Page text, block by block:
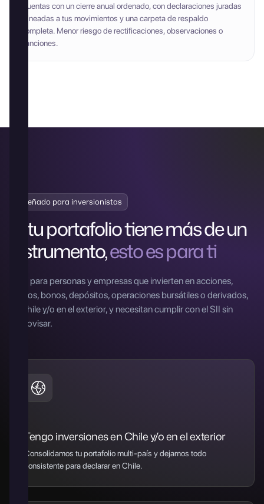
Cuentas con un cierre anual ordenado, con declaraciones juradas
alineadas a tus movimientos y una carpeta de respaldo
completa. Menor riesgo de rectificaciones, observaciones o
sanciones.
Diseñado para inversionistas
Si tu portafolio tiene más de un
instrumento,esto es para ti
Ideal para personas y empresas que invierten en acciones,
fondos, bonos, depósitos, operaciones bursátiles o derivados,
en Chile y/o en el exterior, y necesitan cumplir con el SII sin
improvisar.
Tengo inversiones en Chile y/o en el exterior
Consolidamos tu portafolio multi-país y dejamos todo
consistente para declarar en Chile.